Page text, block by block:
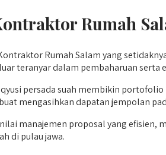
Rumah
Rumah Salam yang
teranyar dalam pembaharuan serta
persada suah membikin
mengasihkan dapatan jempolan
manajemen proposal yang
di pulau jawa.